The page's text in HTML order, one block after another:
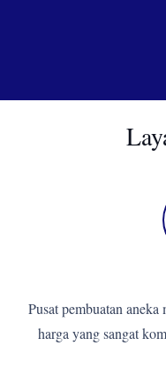
Pusat pembuatan
harga yang sangat